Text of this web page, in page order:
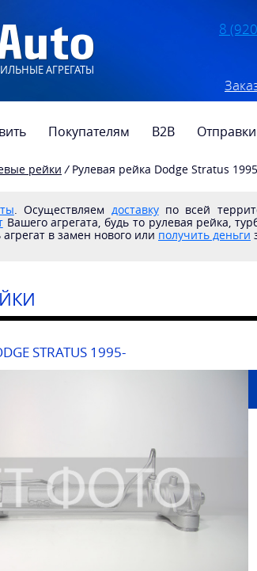
АГРЕГАТЫ
8
Покупателям B2B Отправки
рейки / Рулевая рейка Dodge Stratus
. Осуществляем доставкупо всей
Вашего агрегата, будь то рулевая рейка,
в замен нового или получить деньги
STRATUS 1995-